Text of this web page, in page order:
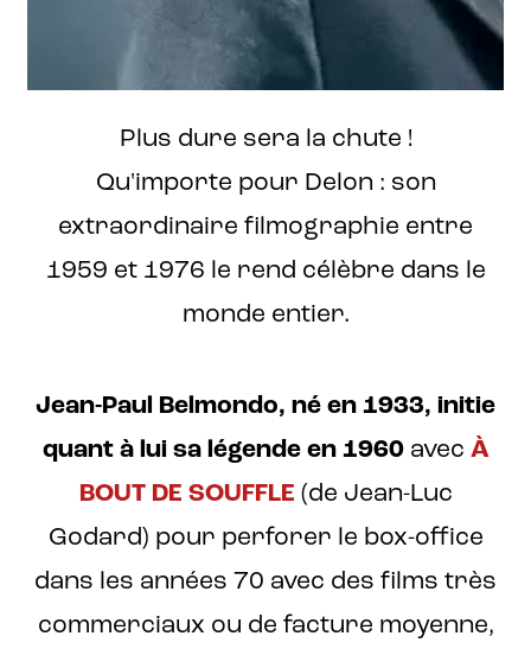
Plus dure sera la chute !
Qu'importe pour Delon : son
extraordinaire filmographie entre
1959 et 1976 le rend célèbre dans le
monde entier.
Jean-Paul Belmondo, né en 1933, initie
quant à lui sa légende en 1960avec À
BOUT DE SOUFFLE (de Jean-Luc
Godard) pour perforer le box-office
dans les années 70 avec des films très
commerciaux ou de facture moyenne,